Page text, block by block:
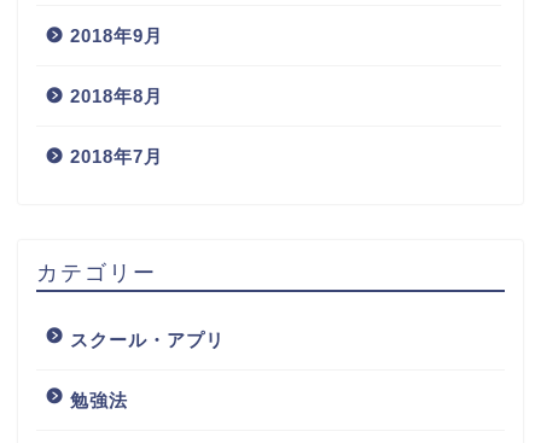
2018年9月
2018年8月
2018年7月
カテゴリー
スクール・アプリ
勉強法